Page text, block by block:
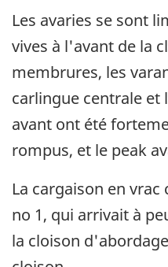
Les avaries se sont
vives à l'avant de la
membrures, les
carlingue centrale et
avant ont été
rompus, et le peak
La cargaison en
no 1, qui arrivait à
la cloison